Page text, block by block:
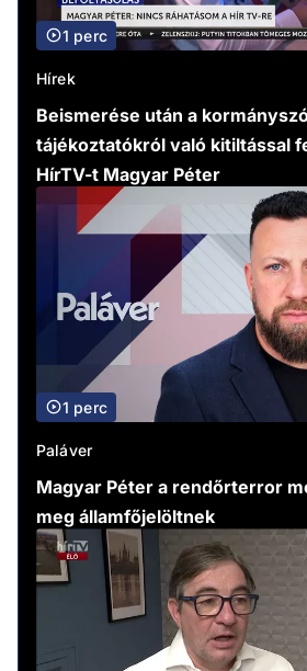
1 perc
Hírek
Beismerése után a
tájékoztatókról való kitiltással
HírTV-t Magyar Péter
1 perc
Paláver
Magyar Péter a rendőrterror
meg államfőjelöltnek